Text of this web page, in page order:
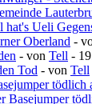
Ueli
Oberland -
- von Tell -
Tod - von Tell
tödlich
Basejumper